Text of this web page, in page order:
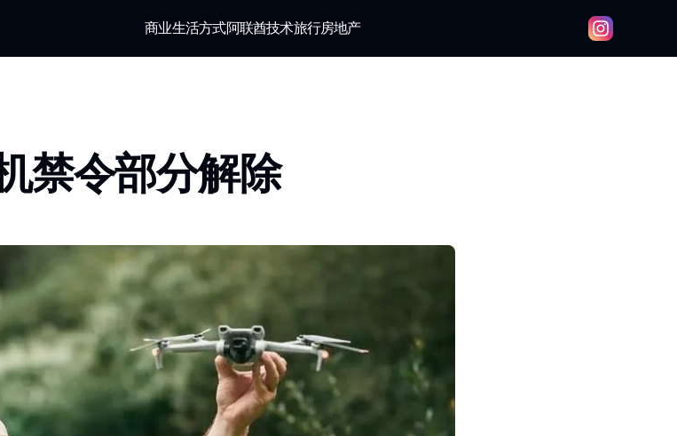
商业生活方式阿联酋技术旅行房地产
禁令部分解除